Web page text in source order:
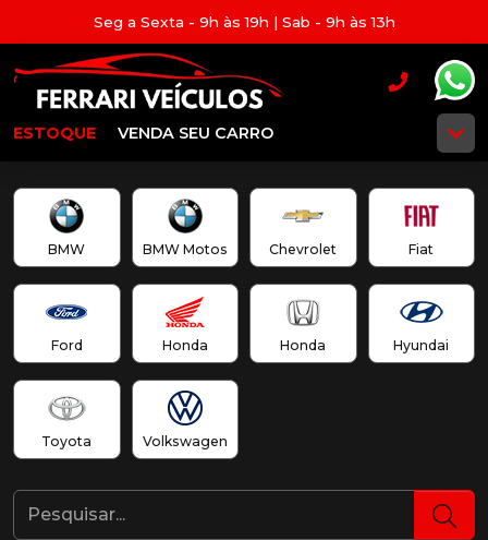
Seg a Sexta - 9h às 19h | Sab - 9h às 13h
ESTOQUE VENDA SEU CARRO
BMW BMW Motos Chevrolet Fiat
Ford Honda Honda Hyundai
Toyota Volkswagen